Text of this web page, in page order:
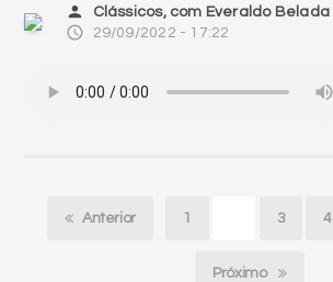
person Clássicos, com Everaldo Belada
access_time 29/09/2022 - 17:22
Anterior 1 3 4
Próximo